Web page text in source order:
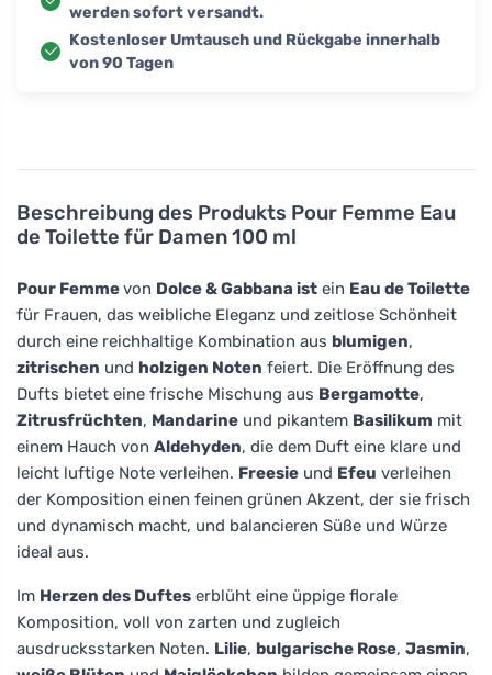
Beschreibung des Produkts Pour Femme Eau
de Toilette für Damen 100 ml
Pour Femmevon Dolce & Gabbana ist ein Eau de Toilette
für Frauen, das weibliche Eleganz und zeitlose Schönheit
durch eine reichhaltige Kombination aus blumigen,
zitrischen und holzigen Noten feiert. Die Eröffnung des
Dufts bietet eine frische Mischung aus Bergamotte,
Zitrusfrüchten, Mandarine und pikantem Basilikum mit
einem Hauch von Aldehyden, die dem Duft eine klare und
leicht luftige Note verleihen. Freesie und Efeu verleihen
der Komposition einen feinen grünen Akzent, der sie frisch
und dynamisch macht, und balancieren Süße und Würze
ideal aus.
Im Herzen des Duftes erblüht eine üppige florale
Komposition, voll von zarten und zugleich
ausdrucksstarken Noten. Lilie, bulgarische Rose, Jasmin,
werden sofort versandt.
Kostenloser Umtausch und Rückgabe innerhalb
von 90 Tagen